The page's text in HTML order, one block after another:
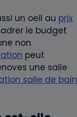
un oeil au prix
le budget
non
peut
une salle
salle de bain